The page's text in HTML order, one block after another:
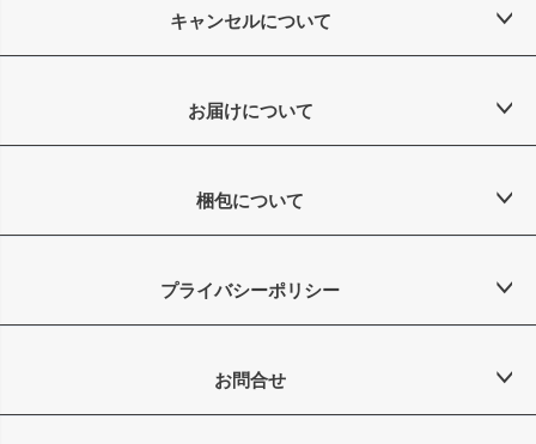
キャンセルについて
お届けについて
梱包について
プライバシーポリシー
お問合せ